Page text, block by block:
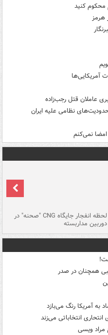
محکوم کنید
هرمز
آمریکایی‌ها
عاملان قتل رجب‌زاده
نظامی علیه ایران
امضا نمی‌کنم
لحظه انفجار جایگاه CNG "صحنه" در
دوربین مداربسته
همچنان در صدر
به آمریکا رنگ می‌بازد
انتخاباتی می‌زند
مراد ویسی